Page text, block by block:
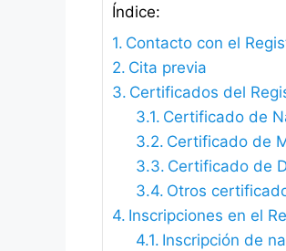
Índice:
Contacto con el
Cita previa
Certificados del
Certificado de
Certificado de
Certificado de
Otros
Inscripciones en el
Inscripción de